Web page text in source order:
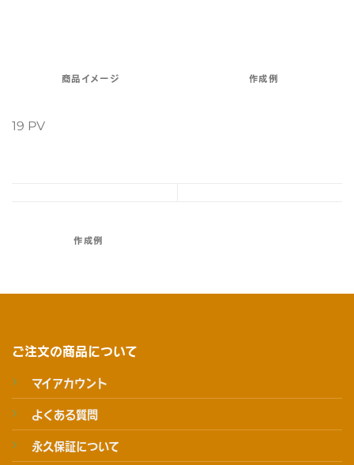
商品イメージ 作成例
19 PV
作成例
ご注文の商品について
マイアカウント
よくある質問
永久保証について